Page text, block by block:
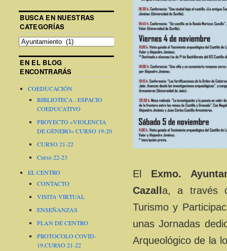
El Exmo.
Cazall a, a través
Turismo y
unas Jornadas
Arqueológico de la
BUSCA EN NUESTRAS
CATEGORÍAS
EN EL BLOG
ENCONTRARÁS
COEDUCACIÓN
BIBLIOTECA : ESPACIO
COEDUCATIVO
PROYECTO «VIOLENCIA
DE GÉNERO» CURSO 19-20
CURSO 21-22
Curso 22-23
EL CENTRO
CONTACTO
VISITA VIRTUAL
ENSEÑANZAS
PLAN DE CENTRO
PROTOCOLO COVID-
19.CURSO 21-22